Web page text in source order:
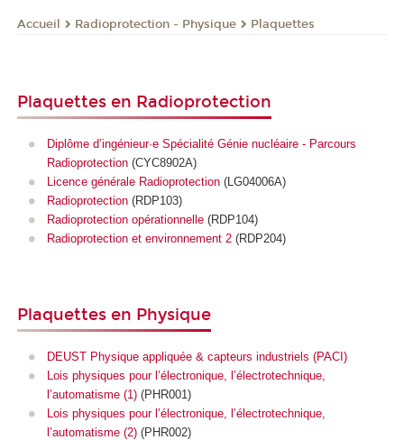
Accueil Radioprotection - Physique Plaquettes
Plaquettes en Radioprotection
Diplôme d’ingénieur·e Spécialité Génie nucléaire - Parcours
Radioprotection(CYC8902A)
Licence générale Radioprotection(LG04006A)
Radioprotection (RDP103)
Radioprotection opérationnelle (RDP104)
Radioprotection et environnement 2 (RDP204)
Plaquettes en Physique
DEUST Physique appliquée & capteurs industriels (PACI)
Lois physiques pour l’électronique, l’électrotechnique,
l’automatisme (1)(PHR001)
Lois physiques pour l’électronique, l’électrotechnique,
l’automatisme (2)(PHR002)